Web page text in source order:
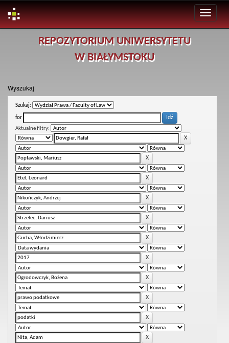
REPOZYTORIUM UNIWERSYTETU
W BIAŁYMSTOKU
Wyszukaj
Szukaj:
for
Aktualne filtry: